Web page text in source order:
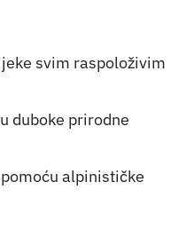
svim raspoloživim
duboke prirodne
alpinističke